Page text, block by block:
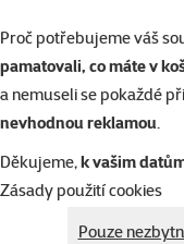
Proč potřebujeme váš
pamatovali, co máte v
a nemuseli se pokaždé
nevhodnou reklamou.
Děkujeme,k vašim
Zásady použití cookies
Pouze